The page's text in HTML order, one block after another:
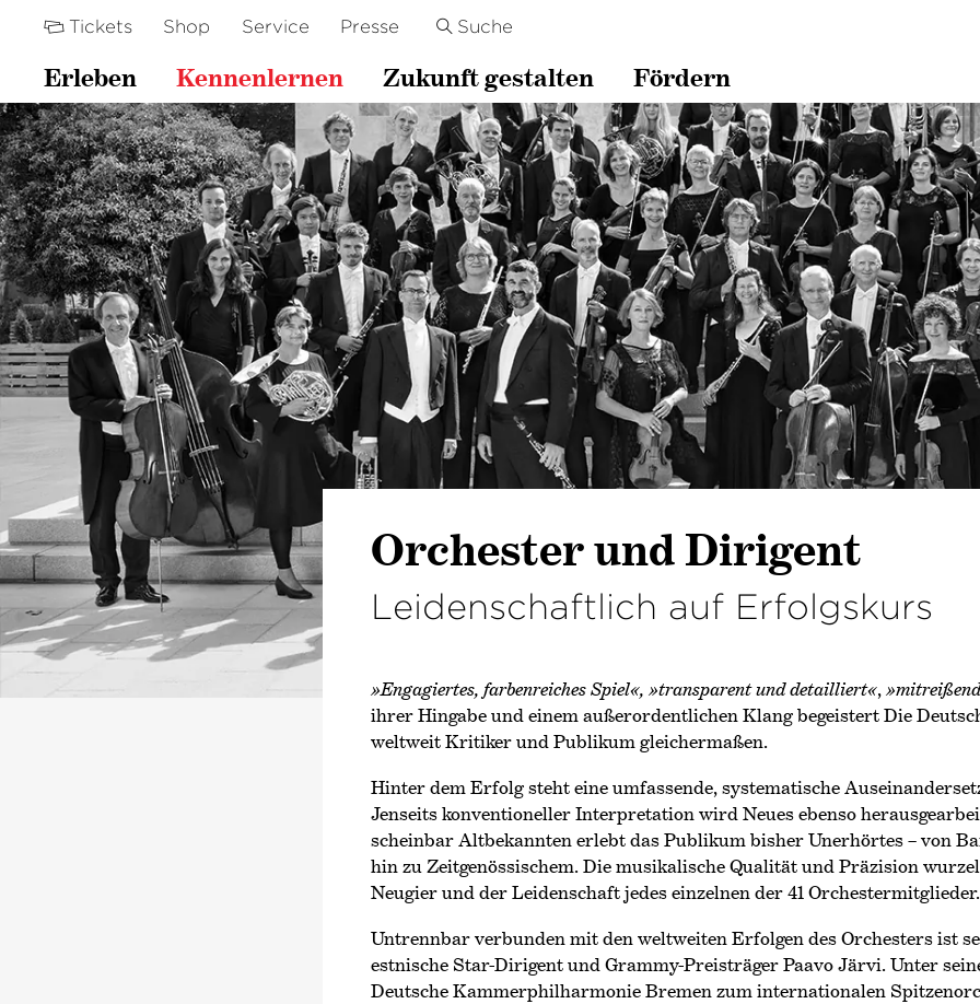
Tickets Shop Service Presse Suche
Erleben Kennenlernen Zukunft gestalten Fördern
Orchester und Dirigent
Leidenschaftlich auf Erfolgskurs
»Engagiertes, farbenreiches Spiel«, »transparent und detailliert«,
ihrer Hingabe und einem außerordentlichen Klang begeistert Die
weltweit Kritiker und Publikum gleichermaßen.
Hinter dem Erfolg steht eine umfassende, systematische
Jenseits konventioneller Interpretation wird Neues ebenso
scheinbar Altbekannten erlebt das Publikum bisher Unerhörtes – von
hin zu Zeitgenössischem. Die musikalische Qualität und Präzision
Neugier und der Leidenschaft jedes einzelnen der 41 Orchestermitglieder.
Untrennbar verbunden mit den weltweiten Erfolgen des Orchesters ist
estnische Star-Dirigent und Grammy-Preisträger Paavo Järvi. Unter
Deutsche Kammer­philharmonie Bremen zum internationalen